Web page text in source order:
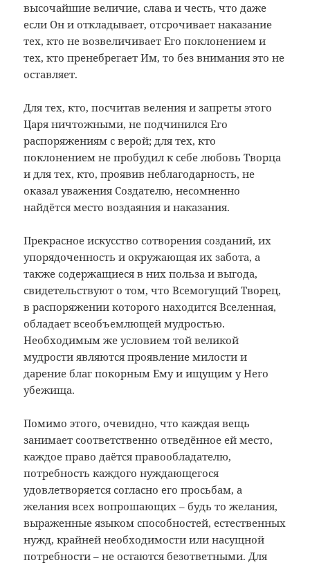
высочайшие величие, слава и честь, что даже
если Он и откладывает, отсрочивает наказание
тех, кто не возвеличивает Его поклонением и
тех, кто пренебрегает Им, то без внимания это не
оставляет.
Для тех, кто, посчитав веления и запреты этого
Царя ничтожными, не подчинился Его
распоряжениям с верой; для тех, кто
поклонением не пробудил к себе любовь Творца
и для тех, кто, проявив неблагодарность, не
оказал уважения Создателю, несомненно
найдётся место воздаяния и наказания.
Прекрасное искусство сотворения созданий, их
упорядоченность и окружающая их забота, а
также содержащиеся в них польза и выгода,
свидетельствуют о том, что Всемогущий Творец,
в распоряжении которого находится Вселенная,
обладает всеобъемлющей мудростью.
Необходимым же условием той великой
мудрости являются проявление милости и
дарение благ покорным Ему и ищущим у Него
убежища.
Помимо этого, очевидно, что каждая вещь
занимает соответственно отведённое ей место,
каждое право даётся правообладателю,
потребность каждого нуждающегося
удовлетворяется согласно его просьбам, а
желания всех вопрошающих – будь то желания,
выраженные языком способностей, естественных
нужд, крайней необходимости или насущной
потребности – не остаются безответными. Для